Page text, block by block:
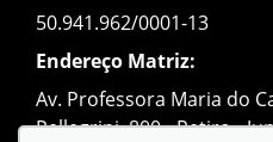
50.941.962/0001-13
Endereço Matriz:
Av. Professora Maria do
Pellegrini, 800 - Retiro -